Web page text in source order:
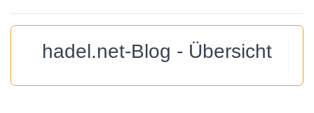
hadel.net-Blog - Übersicht